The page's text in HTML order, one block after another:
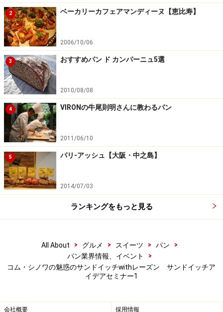
2 ベーカリーカフェアマンディーヌ【恵比寿】
2006/10/06
3 おすすめパン ド カンパーニュ5選
2010/08/08
4 VIRONの牛尾則明さんに教わるパン
2011/06/10
5 パリ-アッシュ【大阪・中之島】
2014/07/03
ランキングをもっと見る
All About > グルメ > スイーツ > パン
>
パン業界情報、イベント
>
コム・シノワの魅惑のサンドイッチwithレーズン サンドイッチア
イデアセミナー1
会社概要 採用情報